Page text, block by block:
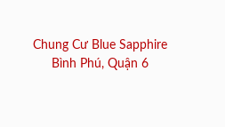
Chung Cư Blue Sapphire
Bình Phú, Quận 6